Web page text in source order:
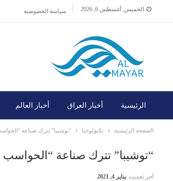
الخميس, أغسطس 6, 2026 سياسة الخصوصية
الرئيسية أخبار العراق أخبار العالم
الصفحة الرئيسية تكنولوجيا “توشيبا” تترك صناعة
“توشيبا” تترك صناعة
آخر تحديث يناير 4, 2021